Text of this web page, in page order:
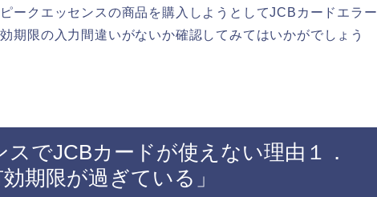
ークエッセンスの商品を購入しようとしてJCBカードエラー
期限の入力間違いがないか確認してみてはいかがでしょう
でJCBカードが使えない理由１．
期限が過ぎている」